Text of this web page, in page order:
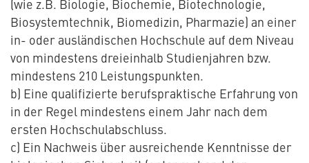
(wie z.B. Biologie, Biochemie, Biotechnologie,
Biosystemtechnik, Biomedizin, Pharmazie) an einer
in- oder ausländischen Hochschule auf dem Niveau
von mindestens dreieinhalb Studienjahren bzw.
mindestens 210 Leistungspunkten.
b) Eine qualifizierte berufspraktische Erfahrung von
in der Regel mindestens einem Jahr nach dem
ersten Hochschulabschluss.
c) Ein Nachweis über ausreichende Kenntnisse der